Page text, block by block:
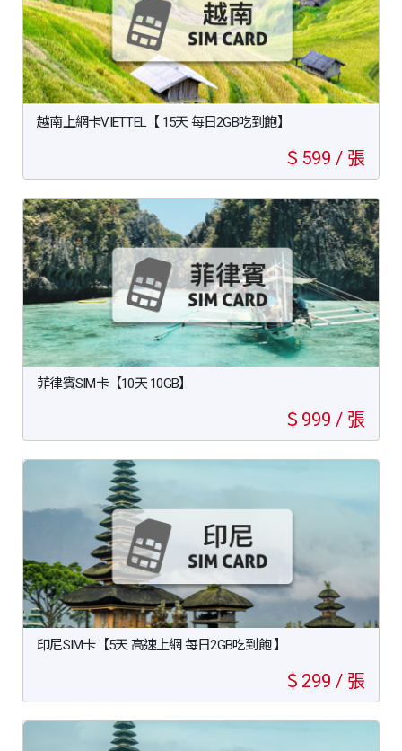
越南上網卡VIETTEL【 15天 每日2GB吃到飽】
＄599 / 張
菲律賓SIM卡【10天 10GB】
＄999 / 張
印尼SIM卡【5天 高速上網 每日2GB吃到飽 】
＄299 / 張